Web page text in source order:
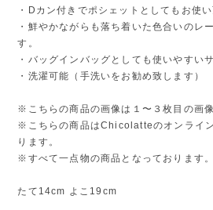
・Dカン付きでポシェットとしてもお使い
・鮮やかながらも落ち着いた色合いのレ
す。
・バッグインバッグとしても使いやすい
・洗濯可能（手洗いをお勧め致します）
※こちらの商品の画像は１〜３枚目の画像
※こちらの商品はChicolatteのオンライ
ります。
※すべて一点物の商品となっております。
たて14cm よこ19cm